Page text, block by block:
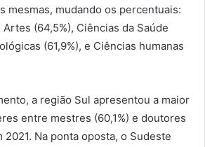
mesmas, mudando os percentuais:
(64,5%), Ciências da Saúde
(61,9%), e Ciências humanas
a região Sul apresentou a maior
entre mestres (60,1%) e doutores
2021. Na ponta oposta, o Sudeste